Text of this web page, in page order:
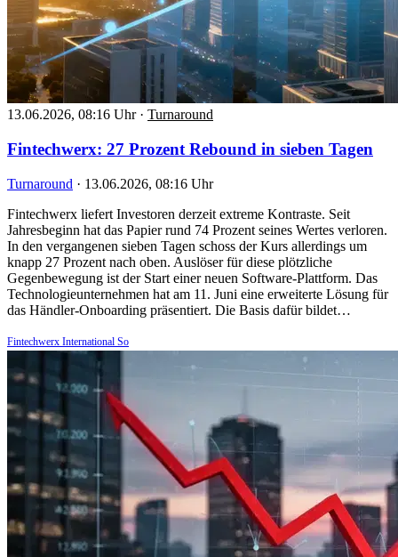
13.06.2026, 08:16 Uhr · Turnaround
Fintechwerx: 27 Prozent Rebound in sieben Tagen
Turnaround · 13.06.2026, 08:16 Uhr
Fintechwerx liefert Investoren derzeit extreme Kontraste. Seit
Jahresbeginn hat das Papier rund 74 Prozent seines Wertes verloren.
In den vergangenen sieben Tagen schoss der Kurs allerdings um
knapp 27 Prozent nach oben. Auslöser für diese plötzliche
Gegenbewegung ist der Start einer neuen Software-Plattform. Das
Technologieunternehmen hat am 11. Juni eine erweiterte Lösung für
das Händler-Onboarding präsentiert. Die Basis dafür bildet…
Fintechwerx International So